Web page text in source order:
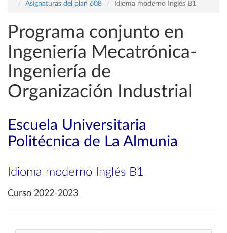
Asignaturas del plan 608
Idioma moderno Inglés B1
Programa conjunto en
Ingeniería Mecatrónica-
Ingeniería de
Organización Industrial
Escuela Universitaria
Politécnica de La Almunia
Idioma moderno Inglés B1
Curso 2022-2023